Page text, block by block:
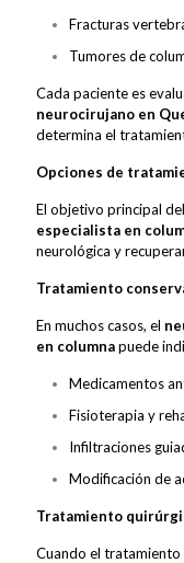
Fracturas
Tumores de
Cada paciente es
neurocirujano en
determina el
Opciones de
El objetivo principal del
especialista en
neurológica y
Tratamiento
En muchos casos, el
en columnapuede
Medicamentos
Fisioterapia y
Infiltraciones
Modificación de
Tratamiento
Cuando el tratamiento